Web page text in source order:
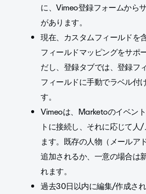
に、Vimeo登録フォームから
があります。
現在、カスタムフィールドを
フィールドマッピングをサポ
だし、登録タブでは、登録フ
フィールドに手動でラベル付
す。
Vimeoは、Marketoのイベン
トに接続し、それに応じて人
ます。既存の人物（メールア
追加されるか、一意の場合は
れます。
過去30日以内に編集/作成さ